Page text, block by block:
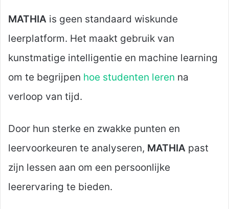
MATHIA is geen standaard wiskunde
leerplatform. Het maakt gebruik van
kunstmatige intelligentie en machine learning
om te begrijpen hoe studenten leren na
verloop van tijd.
Door hun sterke en zwakke punten en
leervoorkeuren te analyseren, MATHIA past
zijn lessen aan om een persoonlijke
leerervaring te bieden.